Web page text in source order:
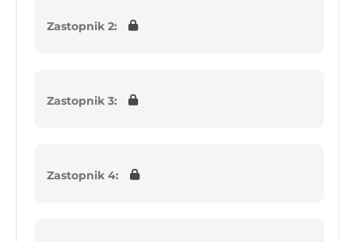
Zastopnik 2:
Zastopnik 3:
Zastopnik 4: